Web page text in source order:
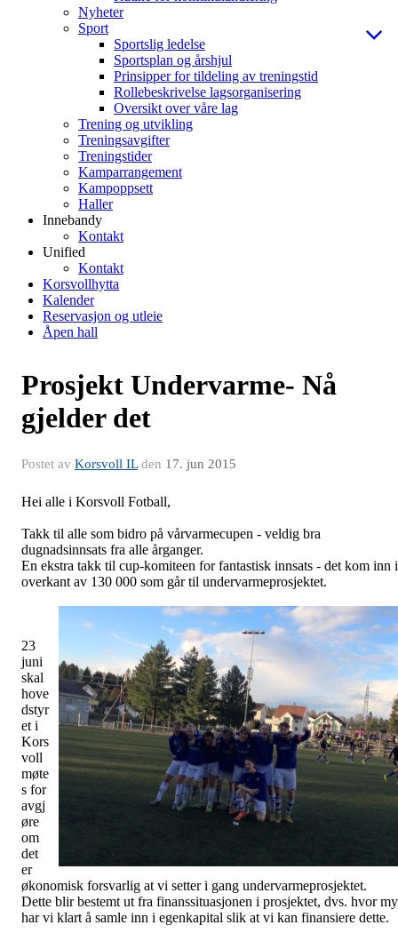
Nyheter
Sport
Sportslig ledelse
Sportsplan og årshjul
Prinsipper for tildeling av treningstid
Rollebeskrivelse lagsorganisering
Oversikt over våre lag
Trening og utvikling
Treningsavgifter
Treningstider
Kamparrangement
Kampoppsett
Haller
Innebandy
Kontakt
Unified
Kontakt
Korsvollhytta
Kalender
Reservasjon og utleie
Åpen hall
Prosjekt Undervarme- Nå
gjelder det
Postet av Korsvoll ILden 17. jun 2015
Hei alle i Korsvoll Fotball,
Takk til alle som bidro på vårvarmecupen - veldig bra
dugnadsinnsats fra alle årganger.
En ekstra takk til cup-komiteen for fantastisk innsats - det kom inn i
overkant av 130 000 som går til undervarmeprosjektet.
23
juni
skal
hove
dstyr
et i
Kors
voll
møte
s for
avgj
øre
om
det
er
økonomisk forsvarlig at vi setter i gang undervarmeprosjektet.
Dette blir bestemt ut fra finanssituasjonen i prosjektet, dvs. hvor
har vi klart å samle inn i egenkapital slik at vi kan finansiere dette.